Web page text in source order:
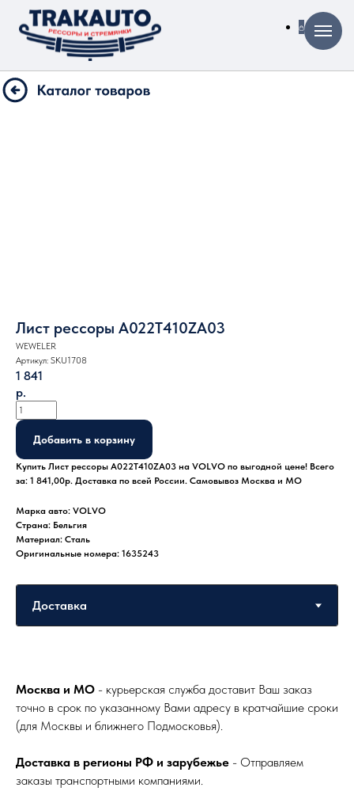
Лист рессоры A022T410ZA03
WEWELER
Артикул: SKU1708
1 841
р.
Добавить в корзину
Купить Лист рессоры A022T410ZA03 на VOLVO по выгодной цене! Всего
за: 1 841,00р. Доставка по всей России. Самовывоз Москва и МО
Марка авто: VOLVO
Страна: Бельгия
Материал: Сталь
Оригинальные номера: 1635243
Москва и МО - курьерская служба доставит Ваш заказ
точно в срок по указанному Вами адресу в кратчайшие сроки
(для Москвы и ближнего Подмосковья).
Доставка в регионы РФ и зарубежье - Отправляем
заказы транспортными компаниями.